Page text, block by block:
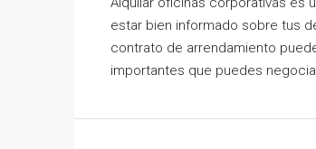
estar bien informado sobre tus
contrato de arrendamiento
importantes que puedes